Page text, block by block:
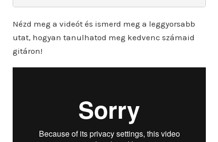
Nézd meg a videót és ismerd meg a leggyorsabb
utat, hogyan tanulhatod meg kedvenc számaid
gitáron!